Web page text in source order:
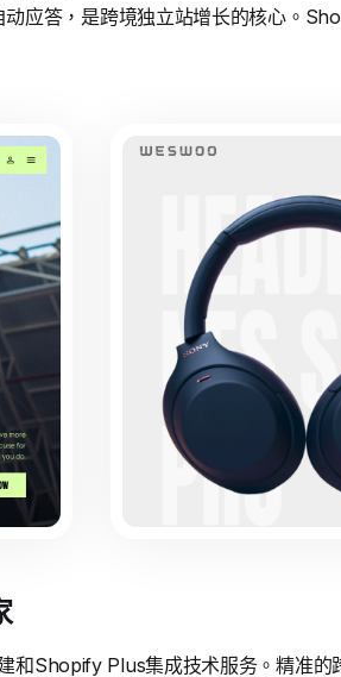
应答，是跨境独立站增长的核心。
和Shopify Plus集成技术服务。精准的